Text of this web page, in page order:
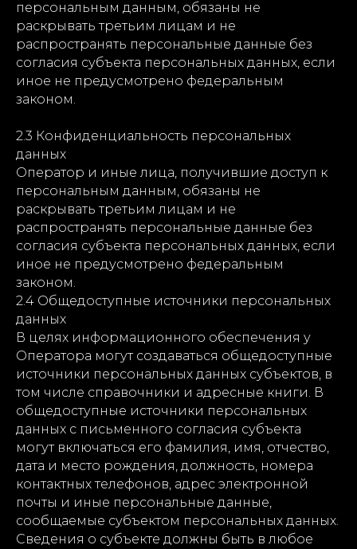
персональным данным, обязаны не
раскрывать третьим лицам и не
распространять персональные данные без
согласия субъекта персональных данных, если
иное не предусмотрено федеральным
законом.
2.3 Конфиденциальность персональных
данных
Оператор и иные лица, получившие доступ к
персональным данным, обязаны не
раскрывать третьим лицам и не
распространять персональные данные без
согласия субъекта персональных данных, если
иное не предусмотрено федеральным
законом.
2.4 Общедоступные источники персональных
данных
В целях информационного обеспечения у
Оператора могут создаваться общедоступные
источники персональных данных субъектов, в
том числе справочники и адресные книги. В
общедоступные источники персональных
данных с письменного согласия субъекта
могут включаться его фамилия, имя, отчество,
дата и место рождения, должность, номера
контактных телефонов, адрес электронной
почты и иные персональные данные,
сообщаемые субъектом персональных данных.
Сведения о субъекте должны быть в любое